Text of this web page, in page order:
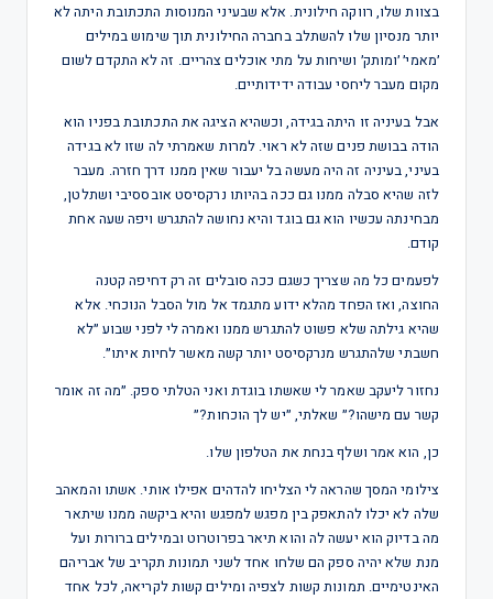
בצוות שלו, רווקה חילונית. אלא שבעיני המנוסות התכתובת היתה לא
יותר מנסיון שלו להשתלב בחברה החילונית תוך שימוש במילים
׳מאמי׳ ׳ומותק׳ ושיחות על מתי אוכלים צהריים. זה לא התקדם לשום
מקום מעבר ליחסי עבודה ידידותיים.
אבל בעיניה זו היתה בגידה, וכשהיא הציגה את התכתובת בפניו הוא
הודה בבושת פנים שזה לא ראוי. למרות שאמרתי לה שזו לא בגידה
בעיני, בעיניה זה היה מעשה בל יעבור שאין ממנו דרך חזרה. מעבר
לזה שהיא סבלה ממנו גם ככה בהיותו נרקסיסט אובססיבי ושתלטן,
מבחינתה עכשיו הוא גם בוגד והיא נחושה להתגרש ויפה שעה אחת
קודם.
לפעמים כל מה שצריך כשגם ככה סובלים זה רק דחיפה קטנה
החוצה, ואז הפחד מהלא ידוע מתגמד אל מול הסבל הנוכחי. אלא
שהיא גילתה שלא פשוט להתגרש ממנו ואמרה לי לפני שבוע ״לא
חשבתי שלהתגרש מנרקסיסט יותר קשה מאשר לחיות איתו״.
נחזור ליעקב שאמר לי שאשתו בוגדת ואני הטלתי ספק. ״מה זה אומר
קשר עם מישהו?״ שאלתי, ״יש לך הוכחות?״
כן, הוא אמר ושלף בנחת את הטלפון שלו.
צילומי המסך שהראה לי הצליחו להדהים אפילו אותי. אשתו והמאהב
שלה לא יכלו להתאפק בין מפגש למפגש והיא ביקשה ממנו שיתאר
מה בדיוק הוא יעשה לה והוא תיאר בפרוטרוט ובמילים ברורות ועל
מנת שלא יהיה ספק הם שלחו אחד לשני תמונות תקריב של אבריהם
האינטימיים. תמונות קשות לצפיה ומילים קשות לקריאה, לכל אחד